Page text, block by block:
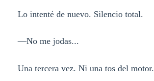
Lo intenté de nuevo. Silencio total.
—No me jodas...
Una tercera vez. Ni una tos del motor.